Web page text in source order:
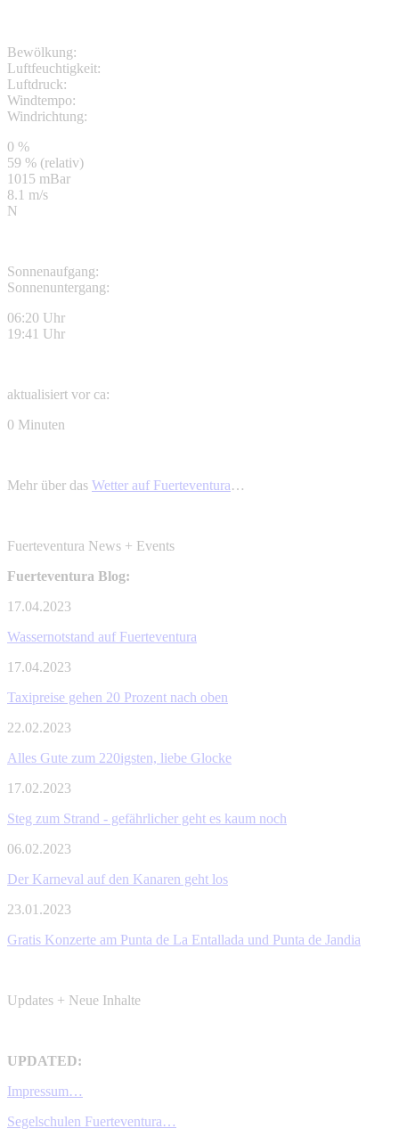
Bewölkung:
Luftfeuchtigkeit:
Luftdruck:
Windtempo:
Windrichtung:
0 %
59 % (relativ)
1015 mBar
8.1 m/s
N
Sonnenaufgang:
Sonnenuntergang:
06:20 Uhr
19:41 Uhr
aktualisiert vor ca:
0 Minuten
Mehr über das Wetter auf Fuerteventura…
Fuerteventura News + Events
Fuerteventura Blog:
17.04.2023
Wassernotstand auf Fuerteventura
17.04.2023
Taxipreise gehen 20 Prozent nach oben
22.02.2023
Alles Gute zum 220igsten, liebe Glocke
17.02.2023
Steg zum Strand - gefährlicher geht es kaum noch
06.02.2023
Der Karneval auf den Kanaren geht los
23.01.2023
Gratis Konzerte am Punta de La Entallada und Punta de Jandia
Updates + Neue Inhalte
UPDATED:
Impressum…
Segelschulen Fuerteventura…